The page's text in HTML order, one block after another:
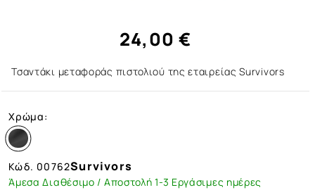
24,00 €
Τσαντάκι μεταφοράς πιστολιού της εταιρείας Survivors
Χρώμα:
Κώδ. 00762Survivors
Άμεσα Διαθέσιμο / Αποστολή 1-3 Εργάσιμες ημέρες